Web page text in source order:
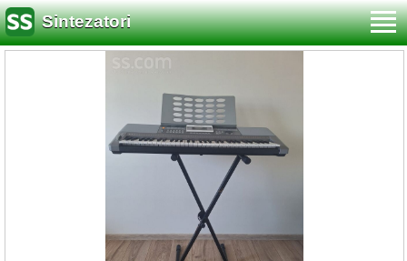
Sintezatori